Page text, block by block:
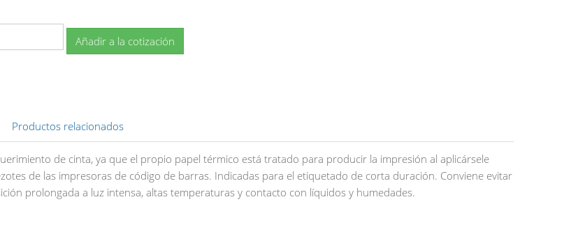
Añadir a la cotización
Productos relacionados
de cinta, ya que el propio papel térmico está tratado para producir la impresión al aplicársele
de las impresoras de código de barras. Indicadas para el etiquetado de corta duración. Conviene evitar
prolongada a luz intensa, altas temperaturas y contacto con líquidos y humedades.